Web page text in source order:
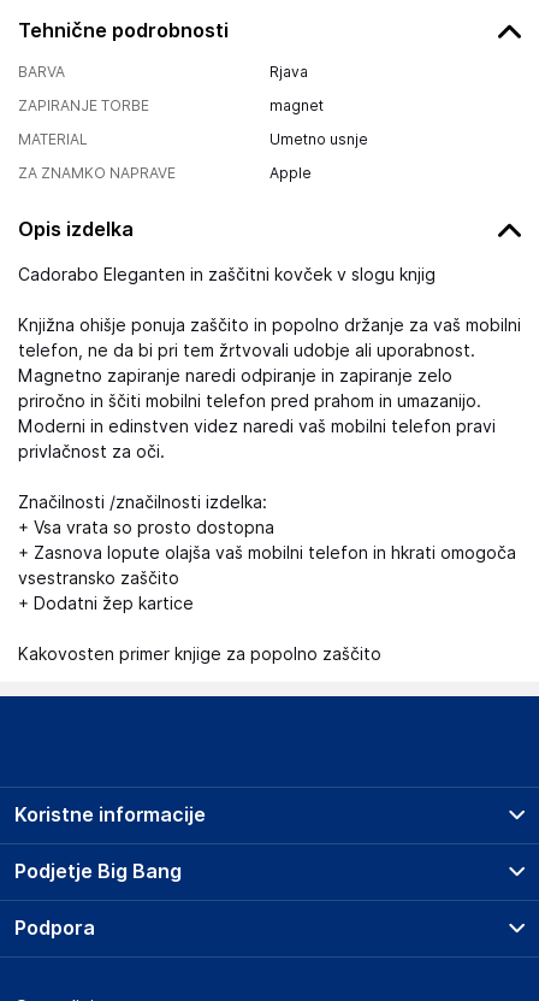
Tehnične podrobnosti
BARVA
Rjava
ZAPIRANJE TORBE
magnet
MATERIAL
Umetno usnje
ZA ZNAMKO NAPRAVE
Apple
Opis izdelka
Cadorabo Eleganten in zaščitni kovček v slogu knjig
Knjižna ohišje ponuja zaščito in popolno držanje za vaš mobilni
telefon, ne da bi pri tem žrtvovali udobje ali uporabnost.
Magnetno zapiranje naredi odpiranje in zapiranje zelo
priročno in ščiti mobilni telefon pred prahom in umazanijo.
Moderni in edinstven videz naredi vaš mobilni telefon pravi
privlačnost za oči.
Značilnosti /značilnosti izdelka:
+ Vsa vrata so prosto dostopna
+ Zasnova lopute olajša vaš mobilni telefon in hkrati omogoča
vsestransko zaščito
+ Dodatni žep kartice
Kakovosten primer knjige za popolno zaščito
Podjetje Big Bang
O podjetju
Koristne informacije
Prodajna mesta
Storitve
Dostava, vnos in odvoz
Podpora